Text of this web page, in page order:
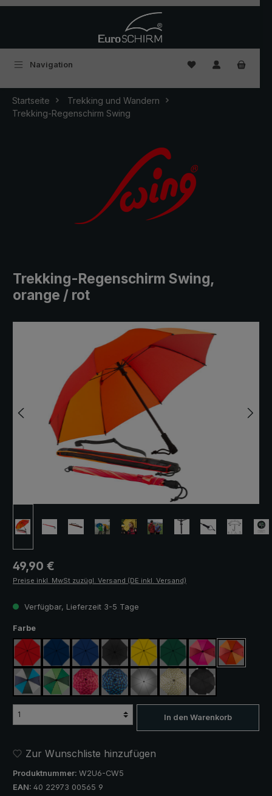
Navigation Du hast 0
Startseite
Trekking und Wandern
Trekking-Regenschirm Swing
Trekking-Regenschirm Swing,
orange / rot
Regulärer Preis:
49,90 €
Preise inkl. MwSt zuzügl. Versand (DE inkl. Versand)
Verfügbar, Lieferzeit 3-5 Tage
Farbeauswählen
rot marineblaukönigsblauschwarzgelb dunkelgrünpink / rot / weinrot
orange /
blau / grün / grau
hellgrün / dunkelgrünrosa / rot kariert
blau / grün kariert
silber, UV-Schutz 50+
camouflageschwarz, mit
In den Warenkorb
Zur Wunschliste hinzufügen
Produktnummer: W2U6-CW5
EAN: 40 22973 00565 9